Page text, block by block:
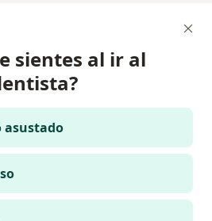
sientes al ir al
asustado